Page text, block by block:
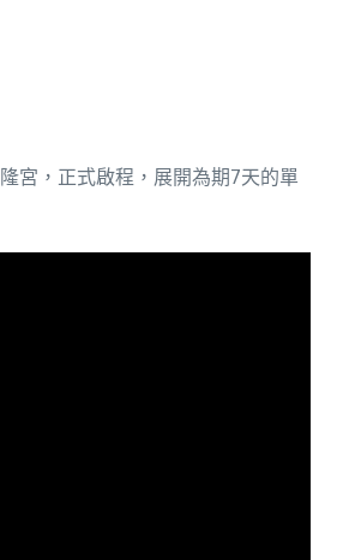
宮，正式啟程，展開為期7天的單